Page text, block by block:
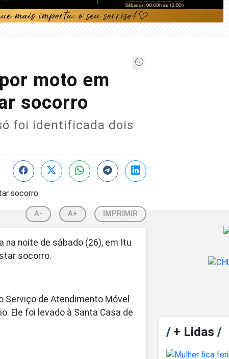
moto em
socorro
foi identificada dois
A- A+ IMPRIMIR
noite de sábado (26), em Itu
socorro.
Serviço de Atendimento Móvel
Ele foi levado à Santa Casa de
/+ Lidas /